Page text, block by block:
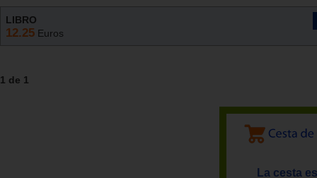
LIBRO
12.25 Euros
1 de 1
La cesta